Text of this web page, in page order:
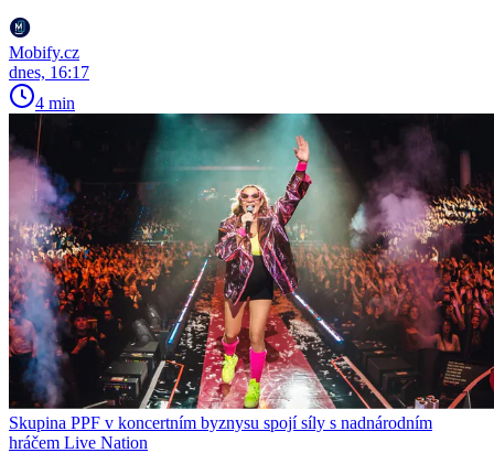
Mobify.cz
dnes, 16:17
4 min
Skupina PPF v koncertním byznysu spojí síly s nadnárodním
hráčem Live Nation